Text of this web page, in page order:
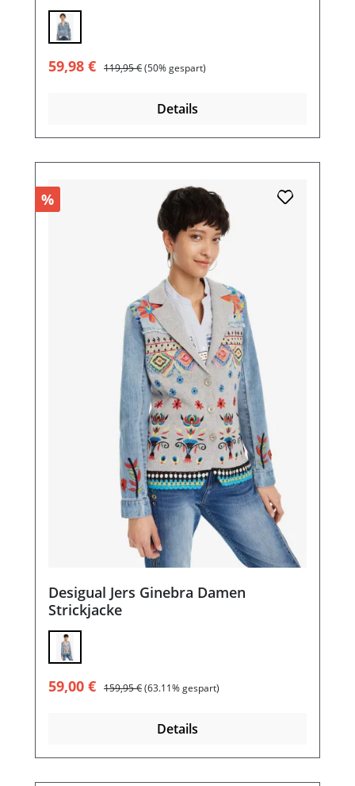
Verkaufspreis:
59,98 € Regulärer Preis:
119,95 €(50% gespart)
Details
%
Desigual Jers Ginebra Damen
Strickjacke
Verkaufspreis:
59,00 € Regulärer Preis:
159,95 €(63.11% gespart)
Details